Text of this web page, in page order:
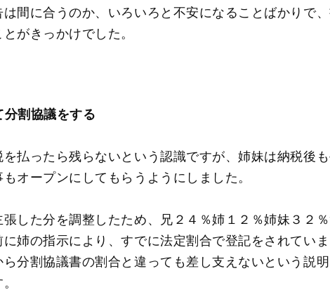
間に合うのか、いろいろと不安になることばかりで
がきっかけでした。
割協議をする
払ったら残らないという認識ですが、姉妹は納税後
オープンにしてもらうようにしました。
した分を調整したため、兄２４％姉１２％姉妹３２
姉の指示により、すでに法定割合で登記をされてい
分割協議書の割合と違っても差し支えないという説